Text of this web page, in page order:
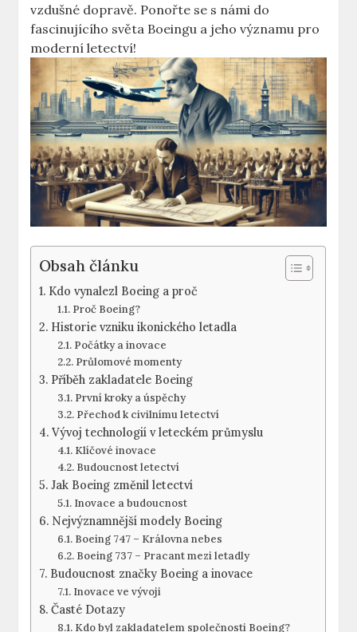
⁢vzdušné dopravě. ⁢Ponořte se s námi do
fascinujícího světa‌ Boeingu a ⁤jeho významu pro
⁣moderní letectví!
Obsah článku
Kdo ‍vynalezl Boeing a ‌proč
Proč Boeing?
Historie vzniku ikonického letadla
Počátky⁣ a inovace
Průlomové momenty
Příběh⁢ zakladatele​ Boeing
První kroky a úspěchy
Přechod ⁤k civilnímu letectví
Vývoj technologií ⁢v leteckém průmyslu
Klíčové inovace
Budoucnost letectví
Jak⁣ Boeing změnil letectví
Inovace‍ a budoucnost
Nejvýznamnější modely Boeing
Boeing‌ 747 ⁣– Královna nebes
Boeing 737⁣ – ‍Pracant mezi letadly
Budoucnost značky Boeing‍ a inovace
Inovace ve ⁢vývoji
Časté Dotazy
Kdo byl zakladatelem společnosti Boeing?